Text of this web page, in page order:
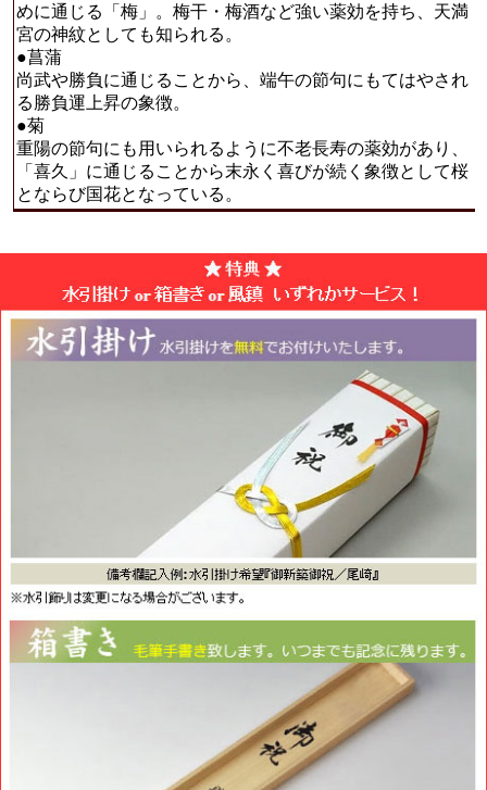
めに通じる「梅」。梅干・梅酒など強い薬効を持ち、天満
宮の神紋としても知られる。
●菖蒲
尚武や勝負に通じることから、端午の節句にもてはやされ
る勝負運上昇の象徴。
●菊
重陽の節句にも用いられるように不老長寿の薬効があり、
「喜久」に通じることから末永く喜びが続く象徴として桜
とならび国花となっている。